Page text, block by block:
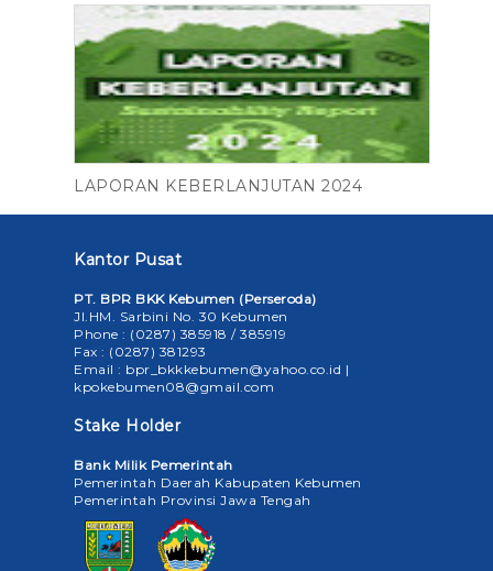
LAPORAN KEBERLANJUTAN 2024
Kantor Pusat
PT. BPR BKK Kebumen (Perseroda)
Jl.HM. Sarbini No. 30 Kebumen
Phone : (0287) 385918 / 385919
Fax : (0287) 381293
Email : bpr_bkkkebumen@yahoo.co.id |
kpokebumen08@gmail.com
Stake Holder
Bank Milik Pemerintah
Pemerintah Daerah Kabupaten Kebumen
Pemerintah Provinsi Jawa Tengah